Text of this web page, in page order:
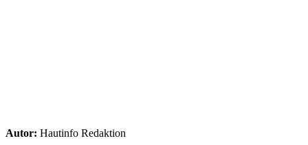
Autor: Hautinfo Redaktion